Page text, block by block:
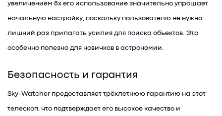
увеличением 8x его использование значительно упрощает
начальную настройку, поскольку пользователю не нужно
лишний раз прилагать усилия для поиска объектов. Это
особенно полезно для новичков в астрономии.
Безопасность и гарантия
Sky-Watcher предоставляет трёхлетнюю гарантию на этот
телескоп, что подтверждает его высокое качество и